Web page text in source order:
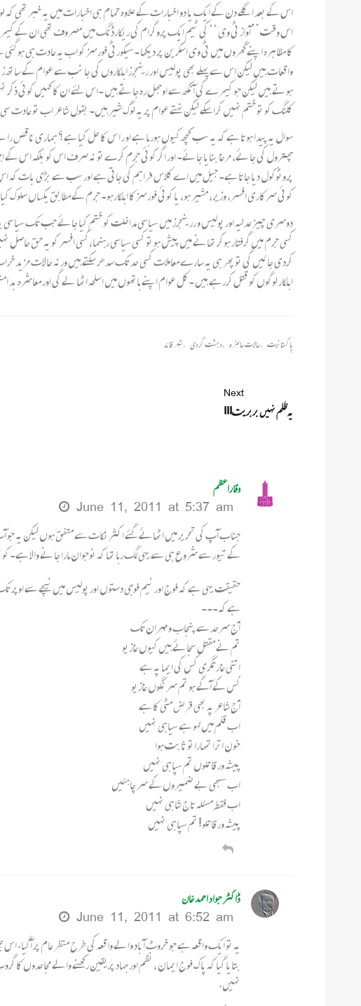
اس کے بعد اگلے دن کے ایک یا دو اخبارات کے علاوہ تمام ہی اخبارات میں یہ خبر تھی کہ
اس وقت ’’آواز ٹی وی ‘‘ کی ٹیم ایک پروگرام کی ریکارڈنگ میں مصروف تھی ان کے
کا مظاہرہ اپنے گھروں میں ٹی وی اسکرین پر دیکھا ۔سیکورٹی فورسز کو اب یہ عادت ہی
واقعات ہیں لیکن اس سے پہلے بھی پولیس اور رینجرز اہلکاروں کی جانب سے عوام کے
کلنگ کو تو ختم نہیں کراسکے لیکن نہتے عوام پر یہ لوگ شیر ہیں۔ بقول شاعر اب تو عادت
سوال یہ پیدا ہوتا ہے کہ یہ سب کچھ کیوں ہورہا ہے او ر ا س کا حل کیا ہے؟ ہماری
چھترول کی جائے، مرغا بنایا جائے۔ اور اگر کوئی جرم کرے تو نہ صرف اس کو بلکہ اس کے
پروٹوکول دیا جاتا ہے۔ جیل میں اے کلاس فراہم کی جاتی ہے اور سب سے بڑی بات کہ اس
کوئی سرکاری افسر، وزیر، مشیر ہو، یا کوئی فورسز کا اہلکارہو۔ جرم کے مطابق یکساں
دوسری چیز عدلیہ اور پولیس و ررینجرز میں سیاسی مداخلت کو ختم کیا جائے جب تک
کسی جرم میں گرفتار ہوکر تھانے میں پیش ہو تو کسی سیاسی رہنما،کسی افسر کو یہ حق
کردی جائیں گی تو پھر ہی یہ سارے معاملات کسی حد تک سدھر سکتے ہیں ورنہ حالات مزید
اہلکار لوگوں کو قتل کررہے ہیں ۔کل عوام اپنے ہاتھوں میں اسلحہ اٹھا لے گی اور
پاکستانیت ,حالات حاضرہ ,دہشت گردی ,شہر قائد
Next
یہ ظلم نہیں بربریت!!!
وقاراعظم
June 11, 2011 at 5:37 am
جناب آپ کی تحریر میں اٹھائے گئے اکثر نکات سے متفق ہوں لیکن یہ جو
کے تیور سے شروع ہی سے یہی لگ رہا تھا کہ نوجوان مارا جانے والا
حقیقت یہی ہے کہ فوج اور نیم فوجی دستوں اور پولیس میں نیچے سے اوپر
ہے کہ۔۔۔
آج سرحد سے پنجاب و مہران تک
تم نے مقتل سجائے ہیں کیوں غازیو
اتنی غارتگری کس کی ایما پہ ہے
کس کے آگے ہو تم سر نگوں غازیو
آج شاعر پہ بھی قرض مٹی کا ہے
اب قلم میں لہو ہے سیاہی نہیں
خون اترا تمھاراتو ثابت ہوا
پیشہ ور قاتلوں تم سپاہی نہیں
اب سبھی بے ضمیروں کے سر چاہئیں
اب فقط مسئلہ تاج شاہی نہیں
پیشہ ور قاتلو! تم سپاہی نہیں
ڈاکٹر جواد احمد خان
June 11, 2011 at 6:52 am
یہ تو ایک واقعہ ہے جو خروٹ آباد والے واقعہ کی طرح منظر عام پر
نہیں.